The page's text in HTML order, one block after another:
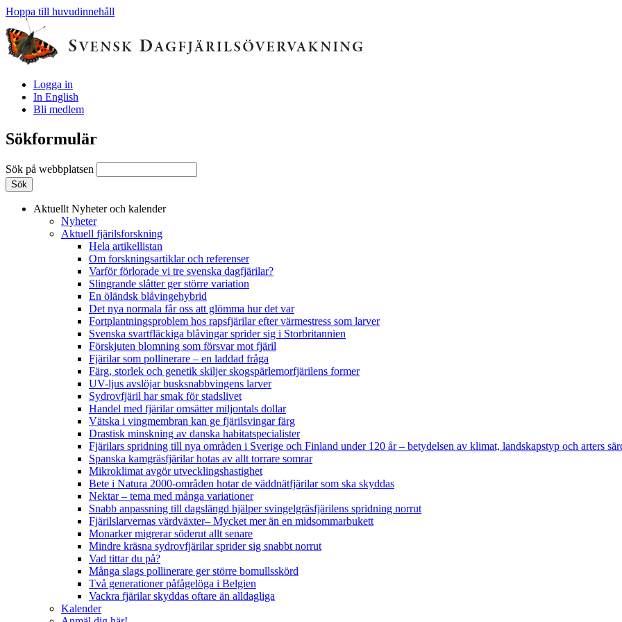
Hoppa till huvudinnehåll
Logga in
In English
Bli medlem
Sökformulär
Sök på webbplatsen
Aktuellt Nyheter och kalender
Nyheter
Aktuell fjärilsforskning
Hela artikellistan
Om forskningsartiklar och referenser
Varför förlorade vi tre svenska dagfjärilar?
Slingrande slåtter ger större variation
En öländsk blåvingehybrid
Det nya normala får oss att glömma hur det var
Fortplantningsproblem hos rapsfjärilar efter värmestress som larver
Svenska svartfläckiga blåvingar sprider sig i Storbritannien
Förskjuten blomning som försvar mot fjäril
Fjärilar som pollinerare – en laddad fråga
Färg, storlek och genetik skiljer skogspärlemorfjärilens former
UV-ljus avslöjar busksnabbvingens larver
Sydrovfjäril har smak för stadslivet
Handel med fjärilar omsätter miljontals dollar
Vätska i vingmembran kan ge fjärilsvingar färg
Drastisk minskning av danska habitatspecialister
Fjärilars spridning till nya områden i Sverige och Finland under 120 år– betydelsen av klimat, landskapstyp och arters
Spanska kamgräsfjärilar hotas av allt torrare somrar
Mikroklimat avgör utvecklingshastighet
Bete i Natura 2000-områden hotar de väddnätfjärilar som ska skyddas
Nektar – tema med många variationer
Snabb anpassning till dagslängd hjälper svingelgräsfjärilens spridning norrut
Fjärilslarvernas värdväxter– Mycket mer än en midsommarbukett
Monarker migrerar söderut allt senare
Mindre kräsna sydrovfjärilar sprider sig snabbt norrut
Vad tittar du på?
Många slags pollinerare ger större bomullsskörd
Två generationer påfågelöga i Belgien
Vackra fjärilar skyddas oftare än alldagliga
Kalender